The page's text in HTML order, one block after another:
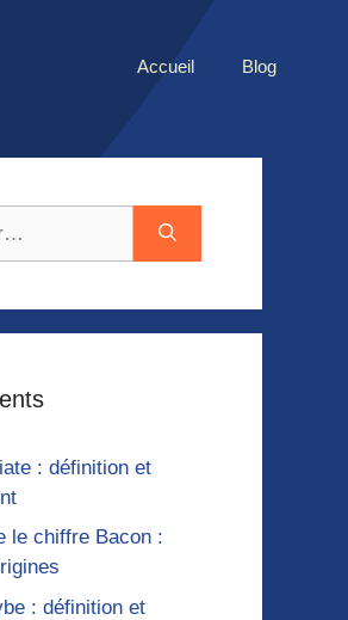
Accueil Blog
: définition et
le chiffre Bacon :
: définition et